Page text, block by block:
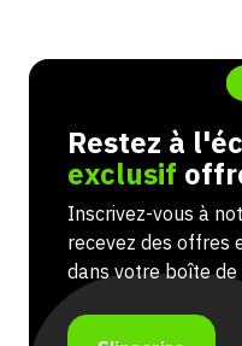
Restez à
exclusif
Inscrivez-vous à
recevez des offres
dans votre boîte de